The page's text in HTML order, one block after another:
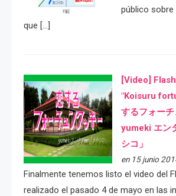
público
que […]
[Video]
"Koisuru
するフォー
yumeki エン
シコ」
en 15 junio
Finalmente tenemos listo el video del
realizado el pasado 4 de mayo en las